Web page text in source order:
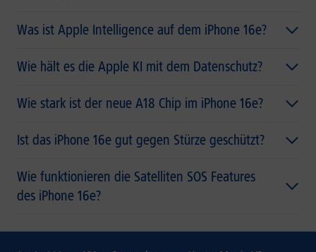
Was ist Apple Intelligence auf dem iPhone 16e?
Wie hält es die Apple KI mit dem Datenschutz?
Wie stark ist der neue A18 Chip im iPhone 16e?
Ist das iPhone 16e gut gegen Stürze geschützt?
Wie funktionieren die Satelliten SOS Features
des iPhone 16e?